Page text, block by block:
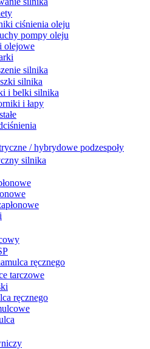
ciśnienia oleju
pompy oleju
olejowe
silnika
silnika
i belki silnika
i łapy
/ hybrydowe podzespoły
silnika
ręcznego
tarczowe
ręcznego